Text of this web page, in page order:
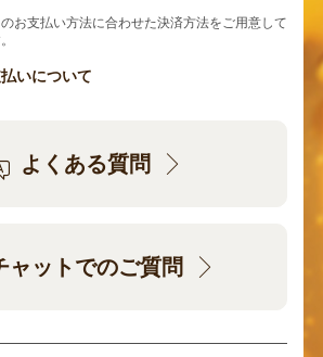
お支払い方法に合わせた決済方法をご用意して
いについて
よくある質問
ャットでのご質問